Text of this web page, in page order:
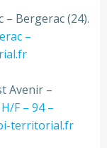
– Bergerac (24).
–
Avenir –
F – 94 –
territorial.fr